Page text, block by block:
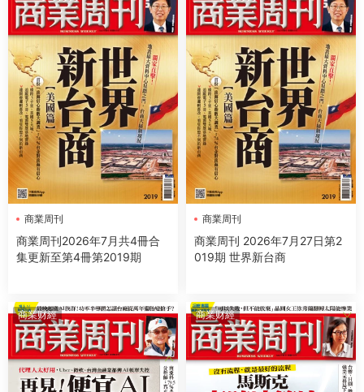
商業周刊
商業周刊2026年7月共4冊合
集更新至第4冊第2019期
商業周刊
商業周刊 2026年7月27日第2
019期 世界新台商
商業财經 商業财經